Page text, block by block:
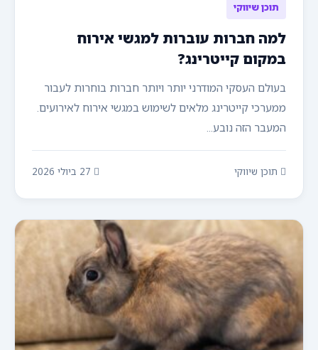
תוכן שיווקי
למה חברות עוברות למגשי אירוח
במקום קייטרינג?
בעולם העסקי המודרני יותר ויותר חברות בוחרות לעבור
ממערכי קייטרינג מלאים לשימוש במגשי אירוח לאירועים.
המעבר הזה נובע...
תוכן שיווקי 27 ביולי 2026